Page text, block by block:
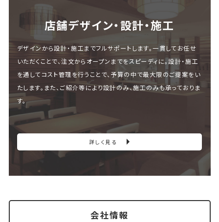
店舗デザイン・設計・施⼯
デザインから設計・施工までフルサポートします。一貫してお任せ
いただくことで、注文からオープンまでをスピーディに。設計・施工
を通してコスト管理を行うことで、予算の中で最大限のご提案をい
たします。また、ご紹介等により設計のみ、施工のみも承っておりま
す。
詳しく見る
会社情報